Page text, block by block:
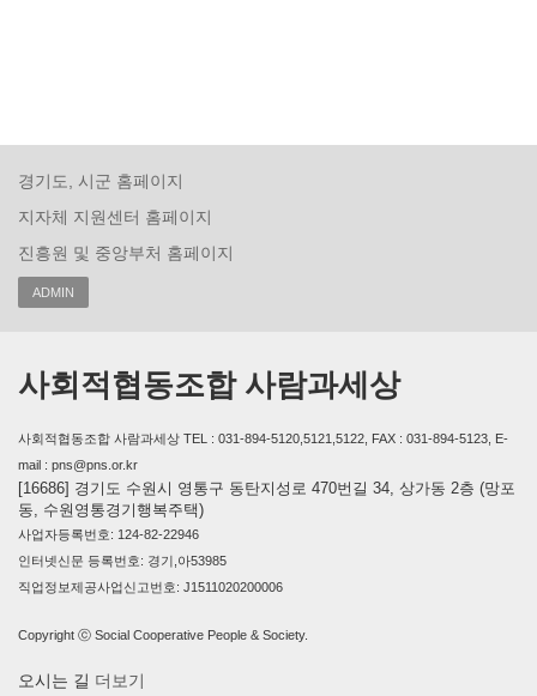
경기도, 시군 홈페이지
지자체 지원센터 홈페이지
진흥원 및 중앙부처 홈페이지
ADMIN
사회적협동조합 사람과세상
사회적협동조합 사람과세상 TEL : 031-894-5120,5121,5122, FAX : 031-894-5123, E-
mail : pns@pns.or.kr
[16686] 경기도 수원시 영통구 동탄지성로 470번길 34, 상가동 2층 (망포
동, 수원영통경기행복주택)
사업자등록번호: 124-82-22946
인터넷신문 등록번호: 경기,아53985
직업정보제공사업신고번호: J1511020200006
Copyright ⓒ Social Cooperative People & Society.
오시는 길 더보기